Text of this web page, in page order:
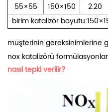
55×55
150×150 2.20
birim katalizör
müşterinin gereksinimlerine
nox katalizörü
nasıl tepki verilir?